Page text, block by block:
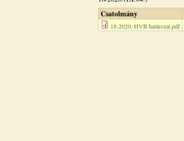
Csatolmány
18-2020. HVB határozat.pdf